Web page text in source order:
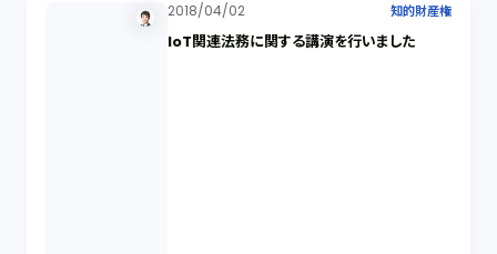
2018/04/02 知的財産権
IoT関連法務に関する講演を行いました